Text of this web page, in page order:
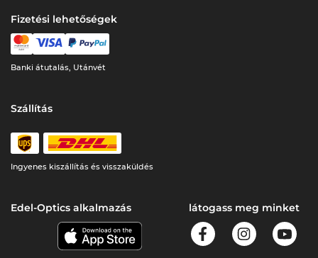
Fizetési lehetőségek
Banki átutalás, Utánvét
Szállítás
Ingyenes kiszállítás és visszaküldés
Edel-Optics alkalmazás látogass meg minket